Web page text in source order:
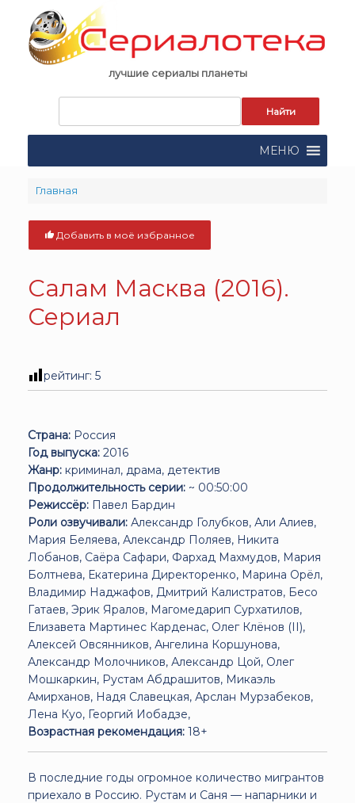
content
лучшие сериалы планеты
поиска:
МЕНЮ
Главная
Добавить в моё избранное
Салам Масква (2016).
Сериал
рейтинг: 5
Страна: Россия
Год выпуска: 2016
Жанр: криминал, драма, детектив
Продолжительность серии: ~ 00:50:00
Режиссёр: Павел Бардин
Роли озвучивали: Александр Голубков, Али Алиев,
Мария Беляева, Александр Поляев, Никита
Лобанов, Саёра Сафари, Фархад Махмудов, Мария
Болтнева, Екатерина Директоренко, Марина Орёл,
Владимир Наджафов, Дмитрий Калистратов, Бесо
Гатаев, Эрик Яралов, Магомедарип Сурхатилов,
Елизавета Мартинес Карденас, Олег Клёнов (II),
Алексей Овсянников, Ангелина Коршунова,
Александр Молочников, Александр Цой, Олег
Мошкаркин, Рустам Абдрашитов, Микаэль
Амирханов, Надя Славецкая, Арслан Мурзабеков,
Лена Куо, Георгий Иобадзе,
Возрастная рекомендация: 18+
В последние годы огромное количество мигрантов
приехало в Россию. Рустам и Саня — напарники и